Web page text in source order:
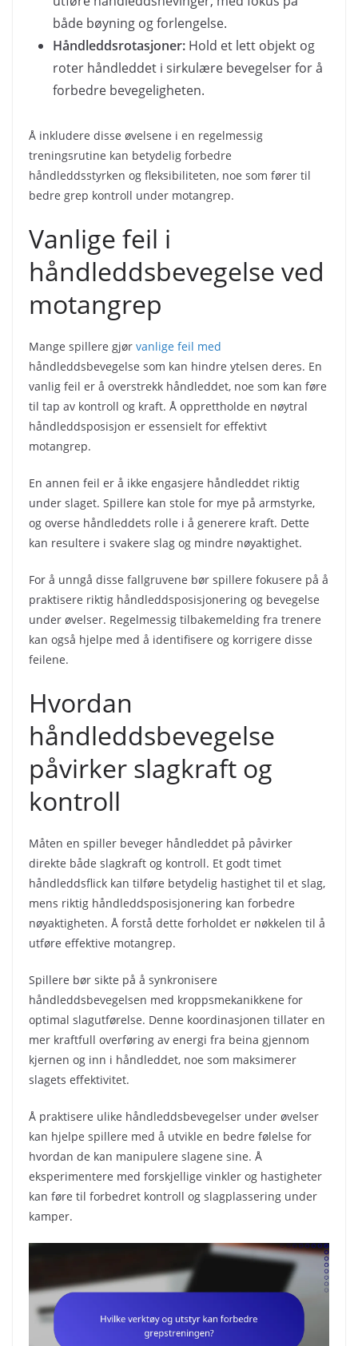
både bøyning og forlengelse.
Håndleddsrotasjoner: Hold et lett objekt og
roter håndleddet i sirkulære bevegelser for å
forbedre bevegeligheten.
Å inkludere disse øvelsene i en regelmessig
treningsrutine kan betydelig forbedre
håndleddsstyrken og fleksibiliteten, noe som fører til
bedre grep kontroll under motangrep.
Vanlige feil i
håndleddsbevegelse ved
motangrep
Mange spillere gjør vanlige feil med
håndleddsbevegelse som kan hindre ytelsen deres. En
vanlig feil er å overstrekk håndleddet, noe som kan føre
til tap av kontroll og kraft. Å opprettholde en nøytral
håndleddsposisjon er essensielt for effektivt
motangrep.
En annen feil er å ikke engasjere håndleddet riktig
under slaget. Spillere kan stole for mye på armstyrke,
og overse håndleddets rolle i å generere kraft. Dette
kan resultere i svakere slag og mindre nøyaktighet.
For å unngå disse fallgruvene bør spillere fokusere på å
praktisere riktig håndleddsposisjonering og bevegelse
under øvelser. Regelmessig tilbakemelding fra trenere
kan også hjelpe med å identifisere og korrigere disse
feilene.
Hvordan
håndleddsbevegelse
påvirker slagkraft og
kontroll
Måten en spiller beveger håndleddet på påvirker
direkte både slagkraft og kontroll. Et godt timet
håndleddsflick kan tilføre betydelig hastighet til et slag,
mens riktig håndleddsposisjonering kan forbedre
nøyaktigheten. Å forstå dette forholdet er nøkkelen til å
utføre effektive motangrep.
Spillere bør sikte på å synkronisere
håndleddsbevegelsen med kroppsmekanikkene for
optimal slagutførelse. Denne koordinasjonen tillater en
mer kraftfull overføring av energi fra beina gjennom
kjernen og inn i håndleddet, noe som maksimerer
slagets effektivitet.
Å praktisere ulike håndleddsbevegelser under øvelser
kan hjelpe spillere med å utvikle en bedre følelse for
hvordan de kan manipulere slagene sine. Å
eksperimentere med forskjellige vinkler og hastigheter
kan føre til forbedret kontroll og slagplassering under
kamper.